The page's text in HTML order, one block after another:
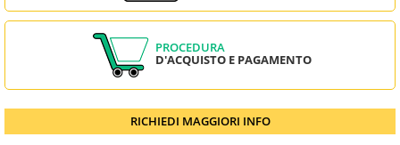
PROCEDURA
D'ACQUISTO E PAGAMENTO
RICHIEDI MAGGIORI INFO